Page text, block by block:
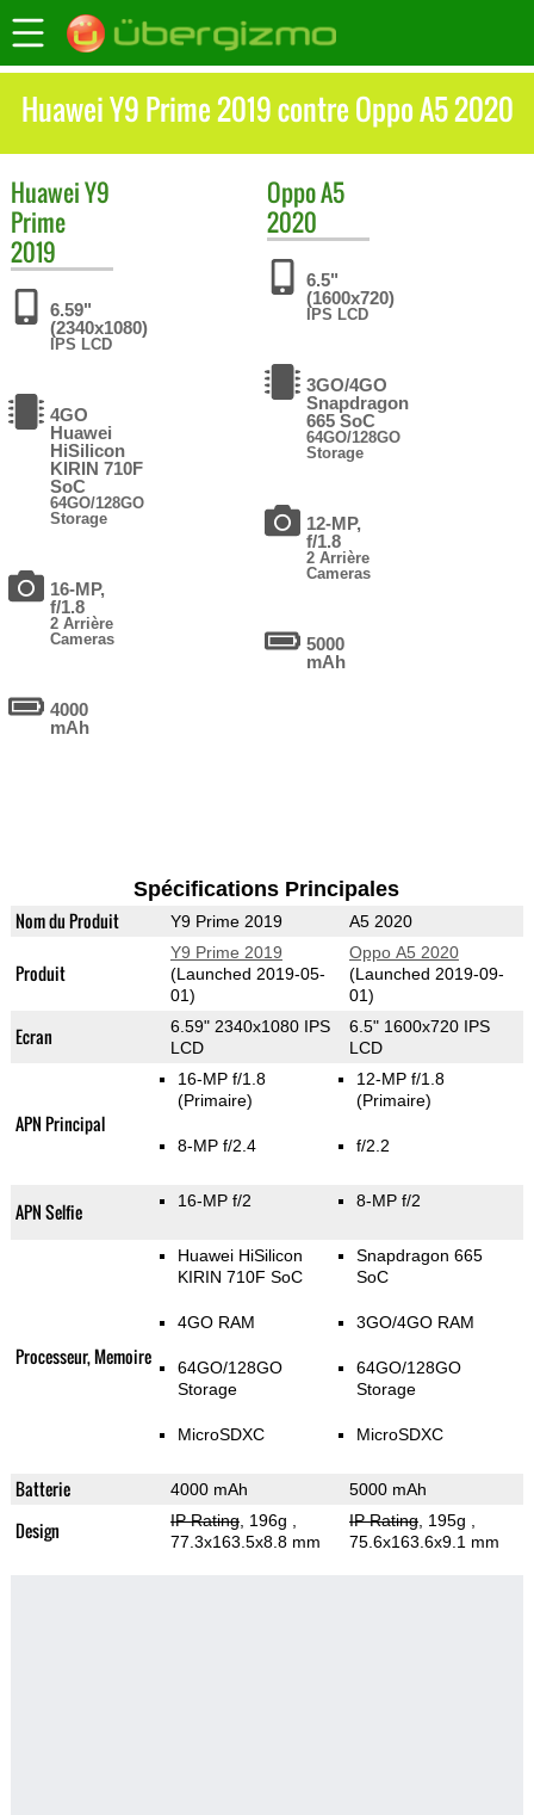
Huawei Y9 Prime 2019 contre Oppo A5 2020
HuaweiY9
Prime
2019
6.59"
(2340x1080)
IPS LCD
4GO
Huawei
HiSilicon
KIRIN 710F
SoC
64GO/128GO
Storage
16-MP,
f/1.8
2 Arrière
Cameras
4000
mAh
OppoA5
2020
6.5"
(1600x720)
IPS LCD
3GO/4GO
Snapdragon
665 SoC
64GO/128GO
Storage
12-MP,
f/1.8
2 Arrière
Cameras
5000
mAh
Spécifications Principales
Nom du Produit Y9 Prime 2019 A5 2020
Produit
Y9 Prime 2019
(Launched 2019-05-
01)
Oppo A5 2020
(Launched 2019-09-
01)
Ecran
6.59" 2340x1080 IPS
LCD
6.5" 1600x720 IPS
LCD
APN Principal
16-MP f/1.8
(Primaire)
8-MP f/2.4
12-MP f/1.8
(Primaire)
f/2.2
APN Selfie 16-MP f/2 8-MP f/2
Processeur, Memoire
Huawei HiSilicon
KIRIN 710F SoC
4GO RAM
64GO/128GO
Storage
MicroSDXC
Snapdragon 665
SoC
3GO/4GO RAM
64GO/128GO
Storage
MicroSDXC
Batterie 4000 mAh 5000 mAh
Design IP Rating, 196g
77.3x163.5x8.8 mm
IP Rating, 195g
75.6x163.6x9.1 mm